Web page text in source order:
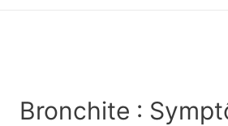
Bronchite :